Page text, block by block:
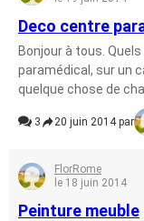
Deco centre
Bonjour à tous.
paramédical, sur un
quelque chose de
3 20 juin 2014 par
FlorRome
le 18 juin 2014
Peinture meuble